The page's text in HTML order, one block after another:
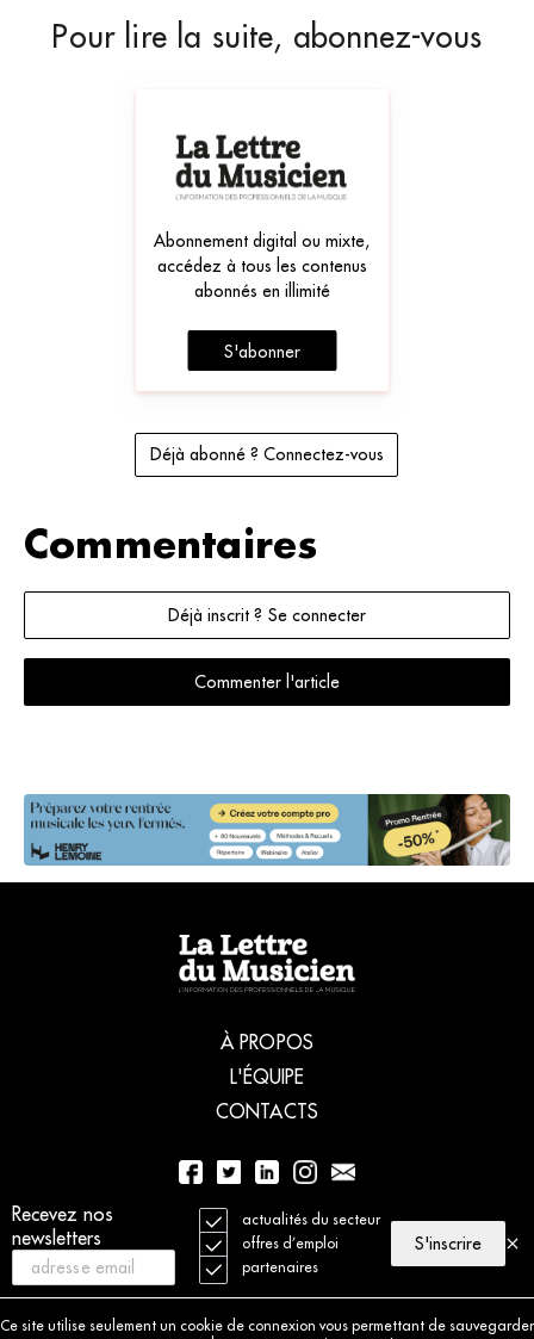
Recevez nos
newsletters
actualités du secteur
offres d’emploi
partenaires
S'inscrire
Ce site utilise seulement un cookie de connexion vous permettant de sauvegarder
Pour lire la suite, abonnez-vous
Abonnement digital ou mixte,
accédez à tous les contenus
abonnés en illimité
S'abonner
Déjà abonné ? Connectez-vous
Commentaires
Déjà inscrit ? Se connecter
Commenter l'article
À PROPOS
L'ÉQUIPE
CONTACTS
01 56 77 04 00
© 2021 La Lettre du Musicien. Tous droits réservés